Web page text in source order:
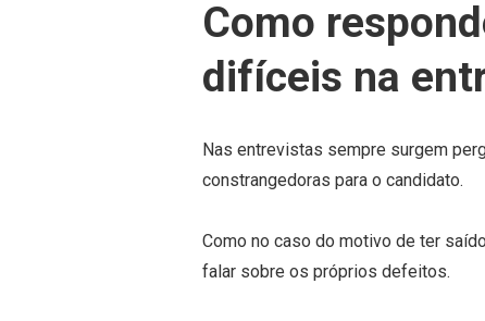
Como
difíceis na
Nas entrevistas sempre surgem
constrangedoras para o candidato.
Como no caso do motivo de ter
falar sobre os próprios defeitos.